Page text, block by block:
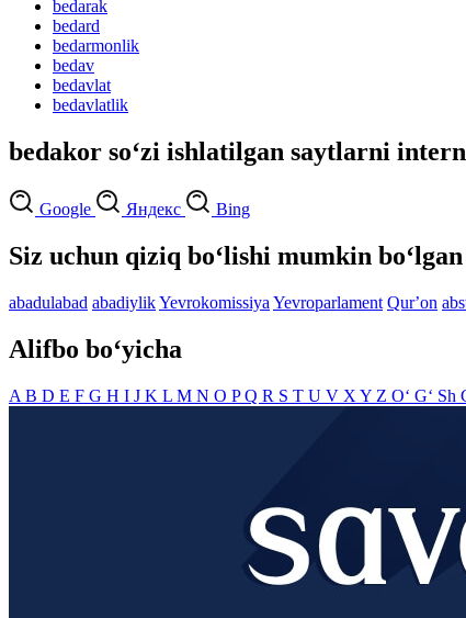
bedarak
bedard
bedarmonlik
bedav
bedavlat
bedavlatlik
bedakor so‘zi ishlatilgan saytlarni
Google Яндекс Bing
Siz uchun qiziq bo‘lishi mumkin bo‘lgan
abadulabad abadiylikYevrokomissiya Yevroparlament Qurʼon
Alifbo bo‘yicha
A B D E F G H I J K L M N O PQ R S T U V X Y Z O‘ G‘ Sh